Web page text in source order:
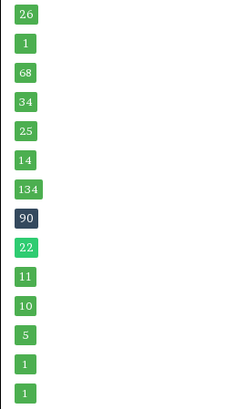
26
1
68
34
25
14
134
90
22
11
10
5
1
1